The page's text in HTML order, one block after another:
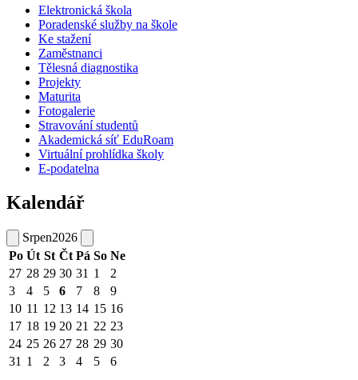
Elektronická škola
Poradenské služby na škole
Ke stažení
Zaměstnanci
Tělesná diagnostika
Projekty
Maturita
Fotogalerie
Stravování studentů
Akademická síť EduRoam
Virtuální prohlídka školy
E-podatelna
Kalendář
Srpen2026
Po Út St Čt Pá So Ne
27 28 29 30 31 1
2
3
4 5 6 7 8
9
10 11 12 13 14 15 16
17 18 19 20 21 22 23
24 25 26 27 28 29 30
31 1 2 3 4 5 6